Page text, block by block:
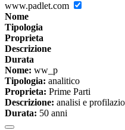
www.padlet.com
Nome
Tipologia
Proprieta
Descrizione
Durata
Nome: ww_p
Tipologia: analitico
Proprieta: Prime Parti
Descrizione: analisi e
Durata: 50 anni